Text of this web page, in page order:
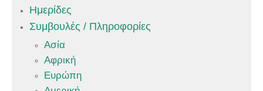
Ημερίδες
Συμβουλές / Πληροφορίες
Ασία
Αφρική
Ευρώπη